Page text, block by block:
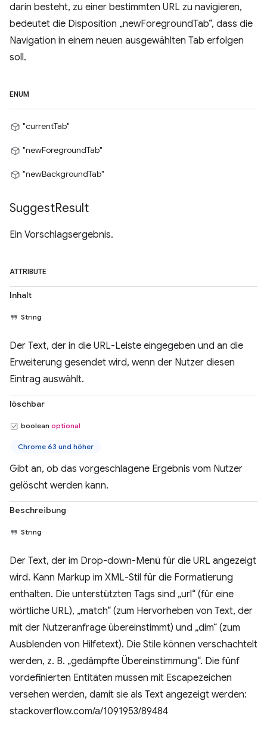
darin besteht, zu einer bestimmten URL zu navigieren,
bedeutet die Disposition „newForegroundTab“, dass die
Navigation in einem neuen ausgewählten Tab erfolgen
soll.
ENUM
"currentTab"
"newForegroundTab"
"newBackgroundTab"
SuggestResult
Ein Vorschlagsergebnis.
ATTRIBUTE
Inhalt
String
Der Text, der in die URL-Leiste eingegeben und an die
Erweiterung gesendet wird, wenn der Nutzer diesen
Eintrag auswählt.
löschbar
boolean optional
Chrome 63 und höher
Gibt an, ob das vorgeschlagene Ergebnis vom Nutzer
gelöscht werden kann.
Beschreibung
String
Der Text, der im Drop-down-Menü für die URL angezeigt
wird. Kann Markup im XML-Stil für die Formatierung
enthalten. Die unterstützten Tags sind „url“ (für eine
wörtliche URL), „match“ (zum Hervorheben von Text, der
mit der Nutzeranfrage übereinstimmt) und „dim“ (zum
Ausblenden von Hilfetext). Die Stile können verschachtelt
werden, z. B. „gedämpfte Übereinstimmung“. Die fünf
vordefinierten Entitäten müssen mit Escapezeichen
versehen werden, damit sie als Text angezeigt werden:
stackoverflow.com/a/1091953/89484